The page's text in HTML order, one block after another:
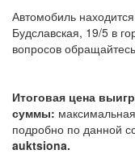
Автомобиль
Будславская, 19/5 в
вопросов
Итоговая цена
суммы:
подробно по данной
auktsiona.